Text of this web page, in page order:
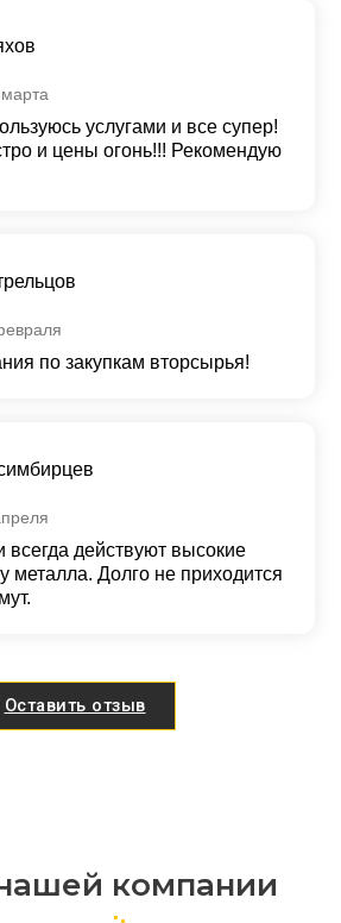
из 5
услугами и все супер!
и цены огонь!!! Рекомендую
5
по закупкам вторсырья!
из 5
всегда действуют высокие
металла. Долго не приходится
Оставить отзыв
компании